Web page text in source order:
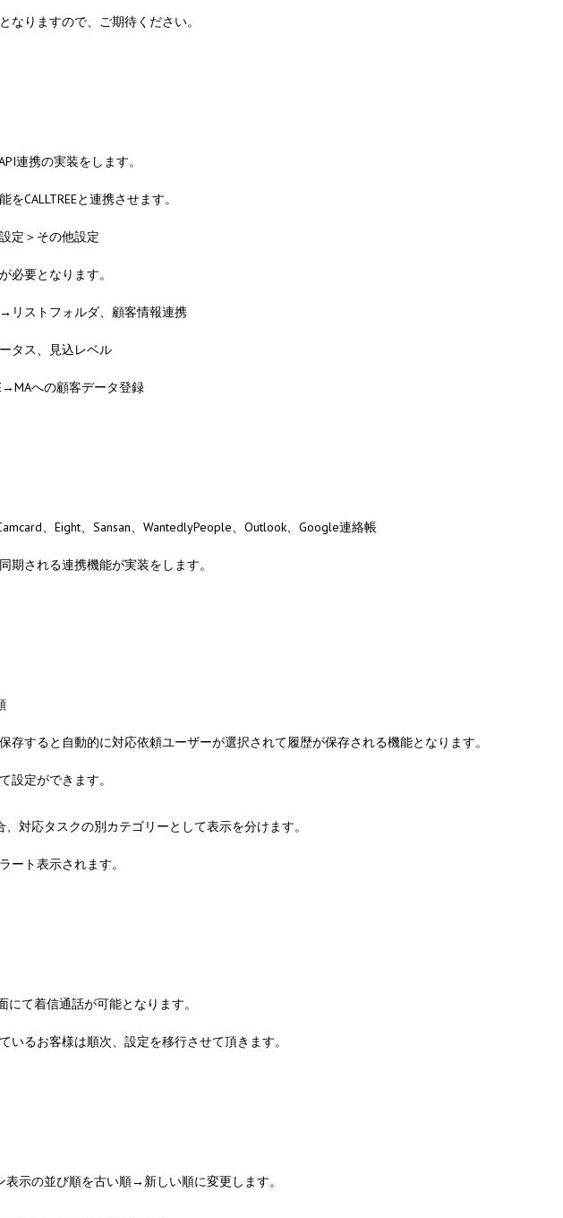
なりますので、ご期待ください。
連携の実装をします。
CALLTREEと連携させます。
定＞その他設定
必要となります。
リストフォルダ、顧客情報連携
タス、見込レベル
への顧客データ登録
、Eight、Sansan、WantedlyPeople、Outlook、Google連絡帳
期される連携機能が実装をします。
存すると自動的に対応依頼ユーザーが選択されて履歴が保存される機能となります。
設定ができます。
対応タスクの別カテゴリーとして表示を分けます。
ート表示されます。
にて着信通話が可能となります。
いるお客様は順次、設定を移行させて頂きます。
示の並び順を古い順→新しい順に変更します。